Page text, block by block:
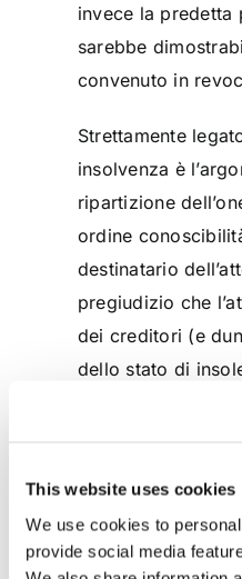
This website uses cookies
We use cookies to
provide social media
invece la predetta
sarebbe
convenuto in
Strettamente
insolvenza è
ripartizione
ordine
destinatario
pregiudizio che
dei creditori (e
dello stato di
momento in cui
Ante tale requisito,
pregiudizio da
un requisito